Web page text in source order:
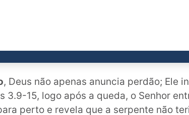
, Deus não apenas anuncia perdão; Ele
3.9-15, logo após a queda, o Senhor
perto e revela que a serpente não